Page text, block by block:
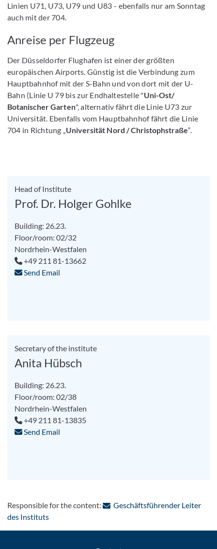
Linien U71, U73, U79 und U83 - ebenfalls nur am Sonntag
auch mit der 704.
Anreise per Flugzeug
Der Düsseldorfer Flughafen ist einer der größten
europäischen Airports. Günstig ist die Verbindung zum
Hauptbahnhof mit der S-Bahn und von dort mit der U-
Bahn (Linie U 79 bis zur Endhaltestelle "Uni-Ost/
Botanischer Garten", alternativ fährt die Linie U73 zur
Universität. Ebenfalls vom Hauptbahnhof fährt die Linie
704 in Richtung „ Universität Nord / Christophstraße“.
Head of Institute
Prof. Dr. Holger Gohlke
Building: 26.23.
Floor/room: 02/32
Nordrhein-Westfalen
+49 211 81-13662
Send Email
Secretary of the institute
Anita Hübsch
Building: 26.23.
Floor/room: 02/38
Nordrhein-Westfalen
+49 211 81-13835
Send Email
Responsible for the content:
Geschäftsführender Leiter
des Instituts